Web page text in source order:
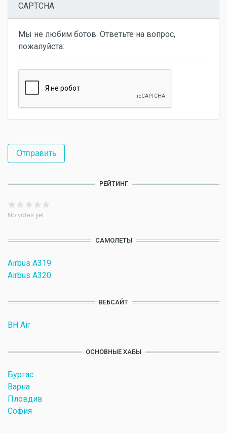
CAPTCHA
Мы не любим ботов. Ответьте на вопрос,
пожалуйста:
РЕЙТИНГ
No votes yet
САМОЛЕТЫ
Airbus A319
Airbus A320
ВЕБСАЙТ
BH Air
ОСНОВНЫЕ ХАБЫ
Бургас
Варна
Пловдив
София